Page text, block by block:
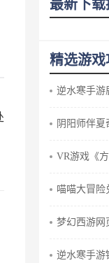
最新下载
精选游戏
逆水寒手游
阴阳师伴夏
VR游戏《
喵喵大冒险
梦幻西游网
逆水寒手游